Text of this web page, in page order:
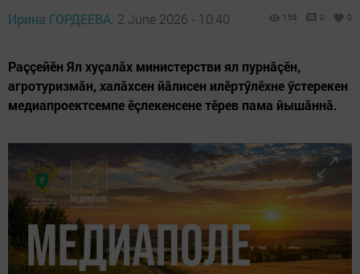
Ирина ГОРДЕЕВА, 2 June 2026 - 10:40 158 0 0
Раççейӗн Ял хуçалăх министерстви ял пурнăçӗн,
агротуризмăн, халăхсен йăлисен илӗртӳлӗхне ӳстерекен
медиапроектсемпе ӗçлекенсене тӗрев пама йышăннă.